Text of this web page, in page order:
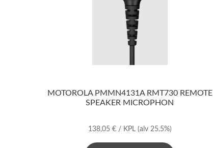
MOTOROLA PMMN4131A RMT730 REMOTE
SPEAKER MICROPHON
138,05 €/ KPL (alv 25.5%)